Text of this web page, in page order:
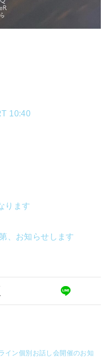
10:40
ります
、お知らせします
イン個別お話し会開催のお知